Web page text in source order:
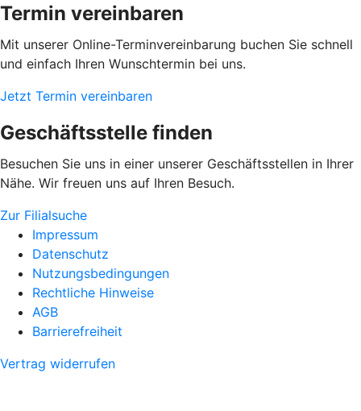
Termin vereinbaren
Mit unserer Online-Terminvereinbarung buchen Sie schnell
und einfach Ihren Wunschtermin bei uns.
Jetzt Termin vereinbaren
Geschäftsstelle finden
Besuchen Sie uns in einer unserer Geschäftsstellen in Ihrer
Nähe. Wir freuen uns auf Ihren Besuch.
Zur Filialsuche
Impressum
Datenschutz
Nutzungsbedingungen
Rechtliche Hinweise
AGB
Barrierefreiheit
Vertrag widerrufen